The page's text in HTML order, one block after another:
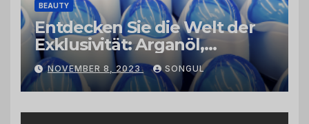
BEAUTY
Entdecken Sie die Welt der
Exklusivität: Arganöl,
Kaktusfeigenkernöl und
Schwarzkümmelöl von
vertrauenswürdigen
Großhändlern und Anbietern
NOVEMBER 8, 2023 SONGUL